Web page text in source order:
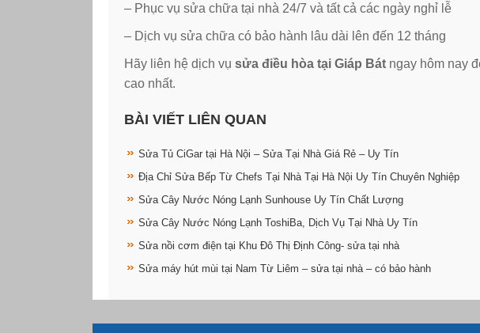
– Phục vụ sửa chữa tại nhà 24/7 và tất cả các ngày nghỉ lễ
– Dịch vụ sửa chữa có bảo hành lâu dài lên đến 12 tháng
Hãy liên hệ dịch vụ sửa điều hòa tại Giáp Bát ngay hôm nay
cao nhất.
BÀI VIẾT LIÊN QUAN
Sửa Tủ CiGar tại Hà Nội – Sửa Tại Nhà Giá Rẻ – Uy Tín
Địa Chỉ Sửa Bếp Từ Chefs Tại Nhà Tại Hà Nội Uy Tín Chuyên Nghiệp
Sửa Cây Nước Nóng Lạnh Sunhouse Uy Tín Chất Lượng
Sửa Cây Nước Nóng Lạnh ToshiBa, Dịch Vụ Tại Nhà Uy Tín
Sửa nồi cơm điện tại Khu Đô Thị Định Công- sửa tại nhà
Sửa máy hút mùi tại Nam Từ Liêm – sửa tại nhà – có bảo hành